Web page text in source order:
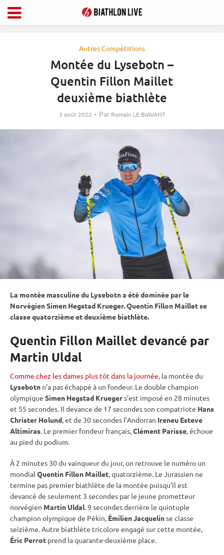
Autres Compétitions
Montée du Lysebotn –
Quentin Fillon Maillet
deuxième biathlète
3 août 2022 Par Romain LE BIAVANT
La montée masculine du Lysebotn a été dominée par le
Norvégien Simen Hegstad Krueger. Quentin Fillon Maillet se
classe quatorzième et deuxième biathlète.
Quentin Fillon Maillet devancé par
Martin Uldal
Comme chez les dames plus tôt dans la journée, la montée du
Lysebotn n’a pas échappé à un fondeur. Le double champion
olympique Simen Hegstad Kruegers’est imposé en 28 minutes
et 55 secondes. Il devance de 17 secondes son compatriote Hans
Christer Holund, et de 30 secondes l’Andorran Ireneu Esteve
Altimiras. Le premier fondeur français,Clément Parisse, échoue
au pied du podium.
À 2 minutes 30 du vainqueur du jour, on retrouve le numéro un
mondial Quentin Fillon Maillet, quatorzième. Le Jurassien ne
termine pas premier biathlète de la montée puisqu’il est
devancé de seulement 3 secondes par le jeune prometteur
norvégien Martin Uldal. 9 secondes derrière le quintuple
champion olympique de Pékin, Émilien Jacquelinse classe
seizième. Autre biathlète tricolore engagé sur cette montée,
Éric Perrot prend la quarante-deuxième place.